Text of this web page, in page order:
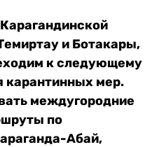
и Ботакары,
к следующему
карантинных мер.
междугородние
по
Абай,